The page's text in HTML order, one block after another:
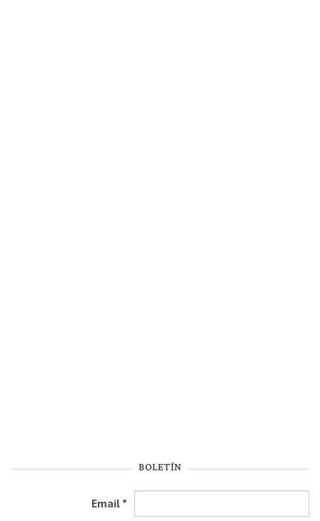
BOLETÍN
Email *